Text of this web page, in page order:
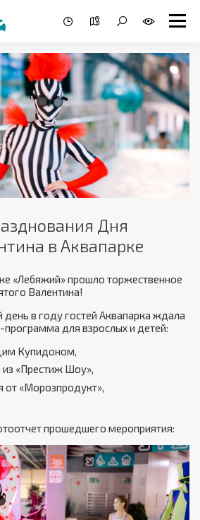
Дня
в Аквапарке
«Лебяжий» прошло торжественное
Валентина!
в году гостей Аквапарка ждала
для взрослых и детей:
Купидоном,
из «Престиж Шоу»,
от «Морозпродукт»,
прошедшего мероприятия: